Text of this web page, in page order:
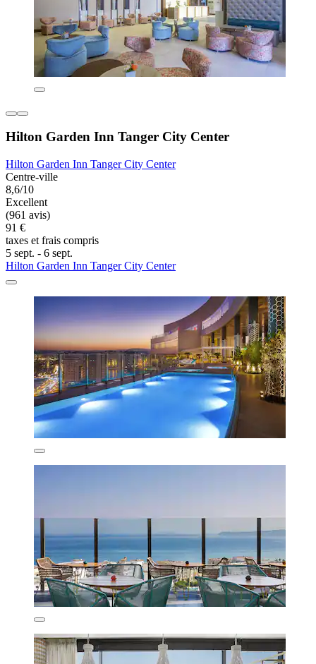
Hilton Garden Inn Tanger City Center
Hilton Garden Inn Tanger City Center
Centre-ville
8,6/10
Excellent
(961 avis)
91 €
taxes et frais compris
5 sept. - 6 sept.
Hilton Garden Inn Tanger City Center